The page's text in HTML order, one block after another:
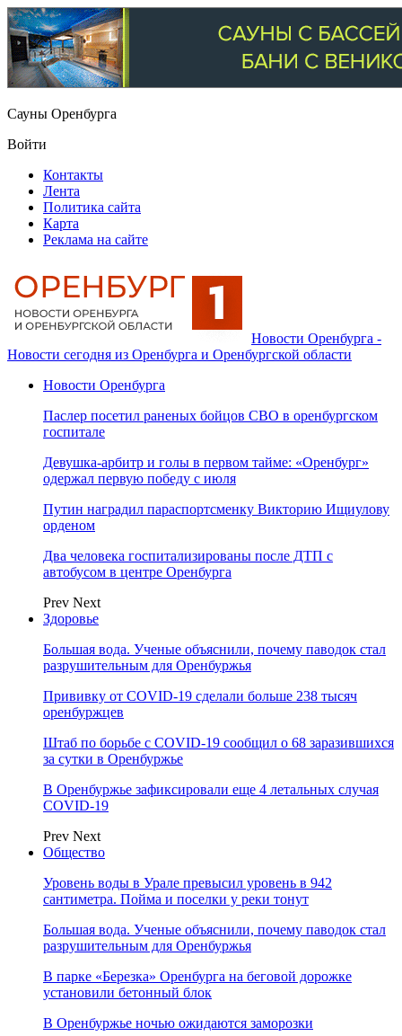
Сауны Оренбурга
Войти
Контакты
Лента
Политика сайта
Карта
Реклама на сайте
Новости Оренбурга -
Новости сегодня из Оренбурга и Оренбургской области
Новости Оренбурга
Паслер посетил раненых бойцов СВО в оренбургском
госпитале
Девушка-арбитр и голы в первом тайме: «Оренбург»
одержал первую победу с июля
Путин наградил параспортсменку Викторию Ищиулову
орденом
Два человека госпитализированы после ДТП с
автобусом в центре Оренбурга
Prev Next
Здоровье
Большая вода. Ученые объяснили, почему паводок стал
разрушительным для Оренбуржья
Прививку от COVID-19 сделали больше 238 тысяч
оренбуржцев
Штаб по борьбе с СOVID-19 сообщил о 68 заразившихся
за сутки в Оренбуржье
В Оренбуржье зафиксировали еще 4 летальных случая
COVID-19
Prev Next
Общество
Уровень воды в Урале превысил уровень в 942
сантиметра. Пойма и поселки у реки тонут
Большая вода. Ученые объяснили, почему паводок стал
разрушительным для Оренбуржья
В парке «Березка» Оренбурга на беговой дорожке
установили бетонный блок
В Оренбуржье ночью ожидаются заморозки